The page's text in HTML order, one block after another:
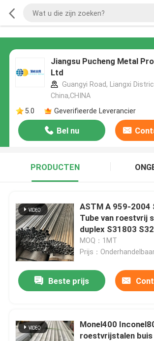
Jiangsu Pucheng Metal
Ltd
Guangyi Road, Liangxi
China,CHINA
5.0
Geverifieerde Leverancier
Bel nu
PRODUCTEN
ASTM A 959-2004
Tube van roestvrij
duplex S31803
S32760
MOQ：1MT
Prijs：
Beste prijs
Monel400
roestvrijstalen